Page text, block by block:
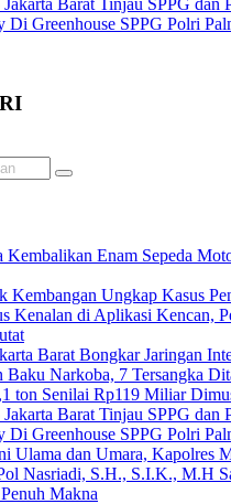
Di Greenhouse SPPG Polri
Kembalikan Enam Sepeda
Kembangan Ungkap Kasus
Kenalan di Aplikasi Kencan,
Barat Bongkar Jaringan
Baku Narkoba, 7 Tersangka
ton Senilai Rp119 Miliar
Barat Tinjau SPPG dan
Di Greenhouse SPPG Polri
Ulama dan Umara, Kapolres
Nasriadi, S.H., S.I.K., M.H
Makna